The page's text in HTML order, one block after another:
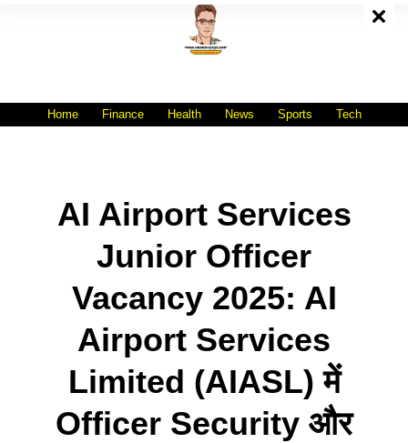
Home Finance Health News Sports Tech
AI Airport Services
Junior Officer
Vacancy 2025: AI
Airport Services
Limited (AIASL) में
Officer Security और